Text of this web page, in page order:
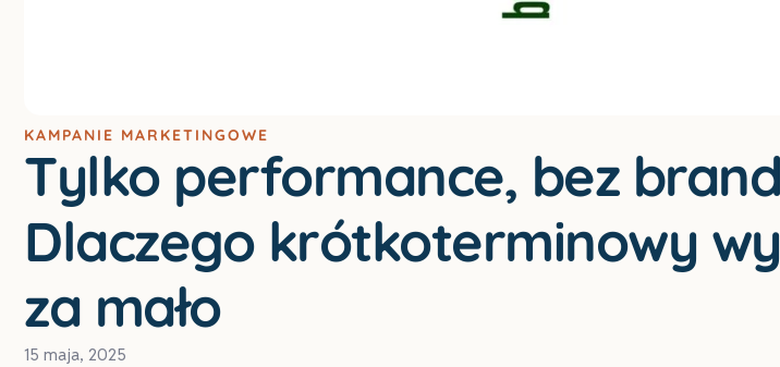
KAMPANIE MARKETINGOWE
Tylko performance, bez
Dlaczego krótkoterminowy
za mało
15 maja, 2025